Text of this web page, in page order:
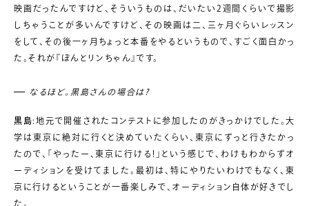
映画だったんですけど、そういうものは、だいたい2週間くらいで撮影
しちゃうことが多いんですけど、その映画は二、三ヶ月ぐらいレッスン
をして、その後一ヶ月ちょっと本番をやるというもので、すごく面白かっ
た。それが『ぼんとリンちゃん』です。
なるほど。黒島さんの場合は?
黒島:地元で開催されたコンテストに参加したのがきっかけでした。大
学は東京に絶対に行くと決めていたくらい、東京にずっと行きたかっ
たので、「やったー、東京に行ける!」という感じで、わけもわからずオ
ーディションを受けてました。最初は、特にやりたいわけでもなく、東
京に行けるということが一番楽しみで、オーディション自体が好きでし
た。